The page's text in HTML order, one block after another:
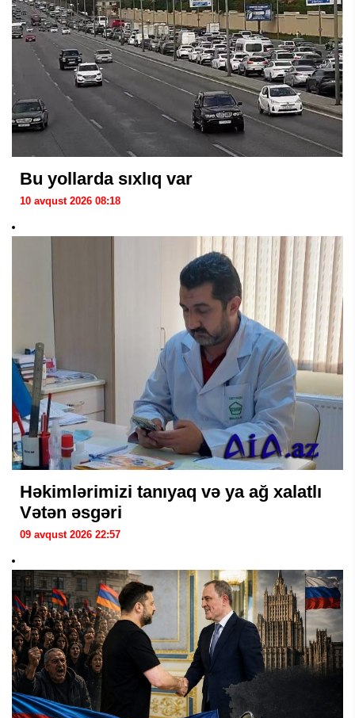
Bu yollarda sıxlıq var
10 avqust 2026 08:18
Həkimlərimizi tanıyaq və ya ağ xalatlı
Vətən əsgəri
09 avqust 2026 22:57